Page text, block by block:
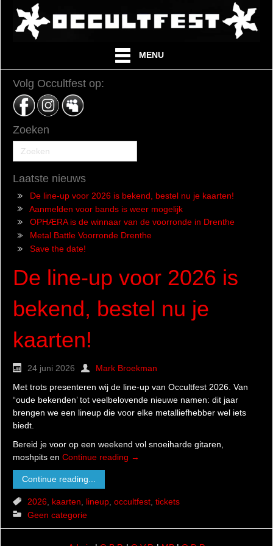
MENU
Volg Occultfest op:
Zoeken
Laatste nieuws
De line-up voor 2026 is bekend, bestel nu je kaarten!
Aanmelden voor bands is weer mogelijk
OPHÆRA is de winnaar van de voorronde in Drenthe
Metal Battle Voorronde Drenthe
Save the date!
De line-up voor 2026 is
bekend, bestel nu je
kaarten!
24 juni 2026
Mark Broekman
Met trots presenteren wij de line-up van Occultfest 2026. Van
“oude bekenden’ tot veelbelovende nieuwe namen: dit jaar
brengen we een lineup die voor elke metalliefhebber wel iets
biedt.
Bereid je voor op een weekend vol snoeiharde gitaren,
moshpits en Continue reading →
Continue reading...
2026 kaarten lineup occultfest tickets
Geen categorie